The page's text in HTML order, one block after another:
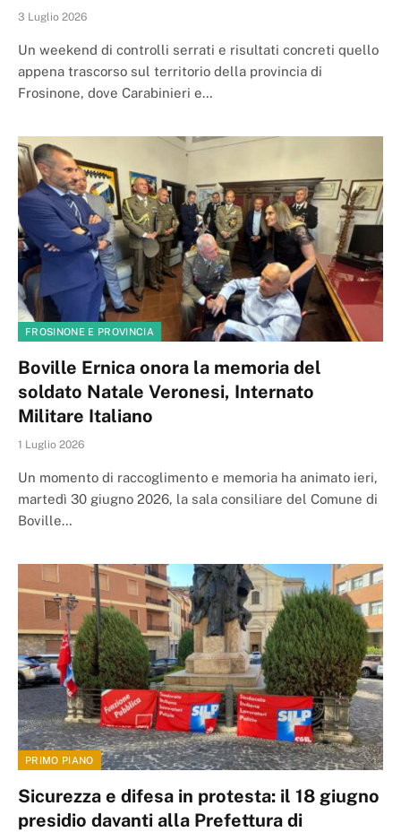
3 Luglio 2026
Un weekend di controlli serrati e risultati concreti quello
appena trascorso sul territorio della provincia di
Frosinone, dove Carabinieri e…
FROSINONE E PROVINCIA
Boville Ernica onora la memoria del
soldato Natale Veronesi, Internato
Militare Italiano
1 Luglio 2026
Un momento di raccoglimento e memoria ha animato ieri,
martedì 30 giugno 2026, la sala consiliare del Comune di
Boville…
PRIMO PIANO
Sicurezza e difesa in protesta: il 18 giugno
presidio davanti alla Prefettura di